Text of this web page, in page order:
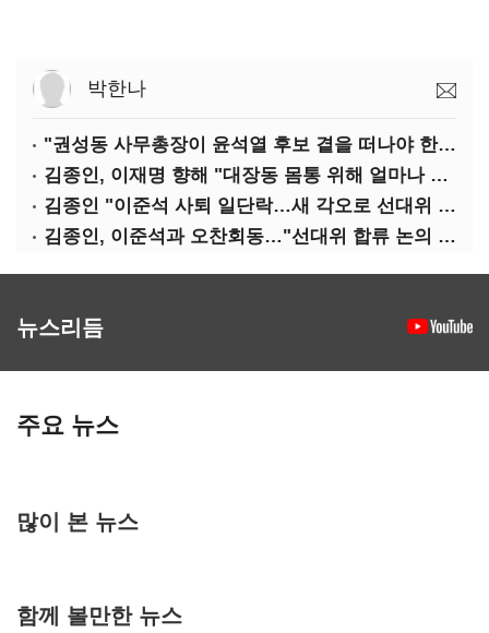
박한나
"권성동 사무총장이 윤석열 후보 곁을 떠나야 한다"
김종인, 이재명 향해 "대장동 몸통 위해 얼마나 죽어야 하나"
김종인 "이준석 사퇴 일단락…새 각오로 선대위 꾸리겠다"
김종인, 이준석과 오찬회동…"선대위 합류 논의 없었다"(종합)
뉴스리듬
주요 뉴스
많이 본 뉴스
함께 볼만한 뉴스